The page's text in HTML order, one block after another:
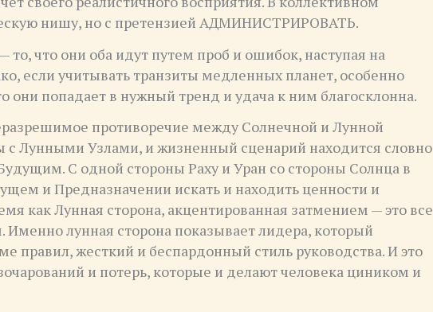
нишу, но с претензией АДМИНИСТРИРОВАТЬ.
что они оба идут путем проб и ошибок, наступая на
если учитывать транзиты медленных планет, особенно
они попадает в нужный тренд и удача к ним благосклонна.
противоречие между Солнечной и Лунной
с Лунными Узлами, и жизненный сценарий находится словно
С одной стороны Раху и Уран со стороны Солнца в
и Предназначении искать и находить ценности и
как Лунная сторона, акцентированная затмением — это все
лунная сторона показывает лидера, который
правил, жесткий и беспардонный стиль руководства. И это
и потерь, которые и делают человека циником и